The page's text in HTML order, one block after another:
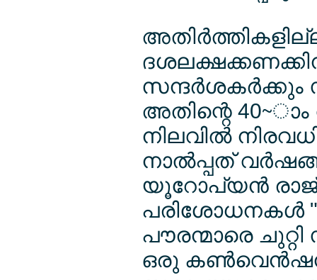
അതിന്റെ
നിലവില്‍
നാല്‍പ്പത്
യൂറോപ്യന്‍
പരിശോധനകള്‍
പൗരന്മാരെ
ഒരു